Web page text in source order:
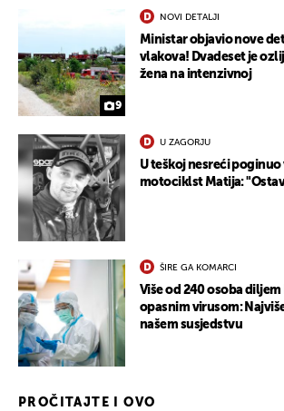
9
NOVI DETALJI
Ministar objavio nove
vlakova! Dvadeset je
žena na intenzivnoj
U ZAGORJU
U teškoj nesreći
motociklst Matija:
ŠIRE GA KOMARCI
Više od 240 osoba
opasnim virusom:
našem susjedstvu
PROČITAJTE I OVO